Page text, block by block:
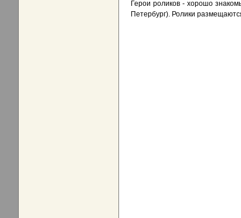
Герои роликов - хорошо
Петербург). Ролики